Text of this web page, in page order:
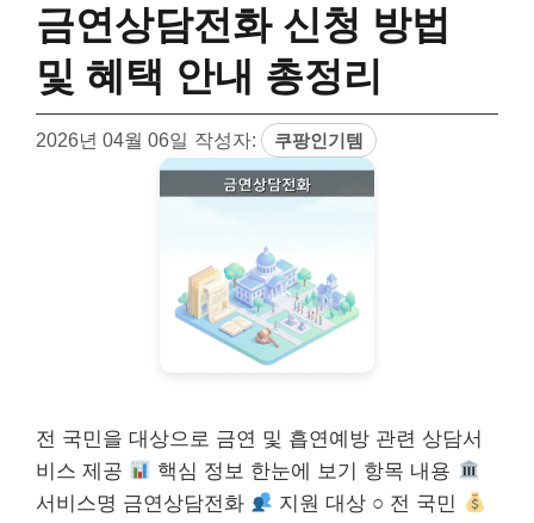
금연상담전화 신청 방법
및 혜택 안내 총정리
2026년 04월 06일 작성자: 쿠팡인기템
전 국민을 대상으로 금연 및 흡연예방 관련 상담서
비스 제공
핵심 정보 한눈에 보기 항목 내용
서비스명 금연상담전화
지원 대상 ○ 전 국민